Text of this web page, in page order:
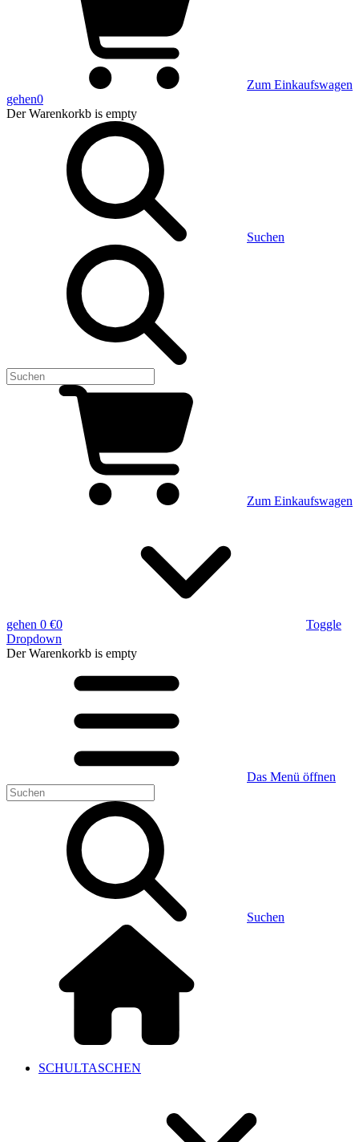
Zum Einkaufswagen
gehen0
Der Warenkorkb is empty
Suchen
Zum Einkaufswagen
gehen 0 €0
Toggle
Dropdown
Der Warenkorkb is empty
Das Menü öffnen
Suchen
SCHULTASCHEN